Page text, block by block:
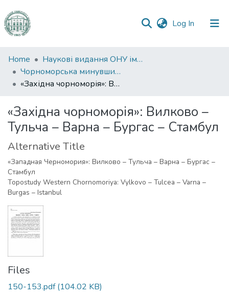
Log In (current)
Communities
&
Collections
Statistics
Home
Наукові видання ОНУ імені І. І. Мечникова
Чорноморська минувшина
«Західна чорноморія»: Вилково – Тульча – Варна – Бургас – Стамбул
«Західна чорноморія»: Вилково –
Тульча – Варна – Бургас – Стамбул
Alternative Title
«Западная Черномория»: Вилково – Тульча – Варна – Бургас –
Стамбул
Topostudy Western Chornomoriya: Vylkovo – Tulcea – Varna –
Burgas – Istanbul
Files
150-153.pdf(104.02 KB)